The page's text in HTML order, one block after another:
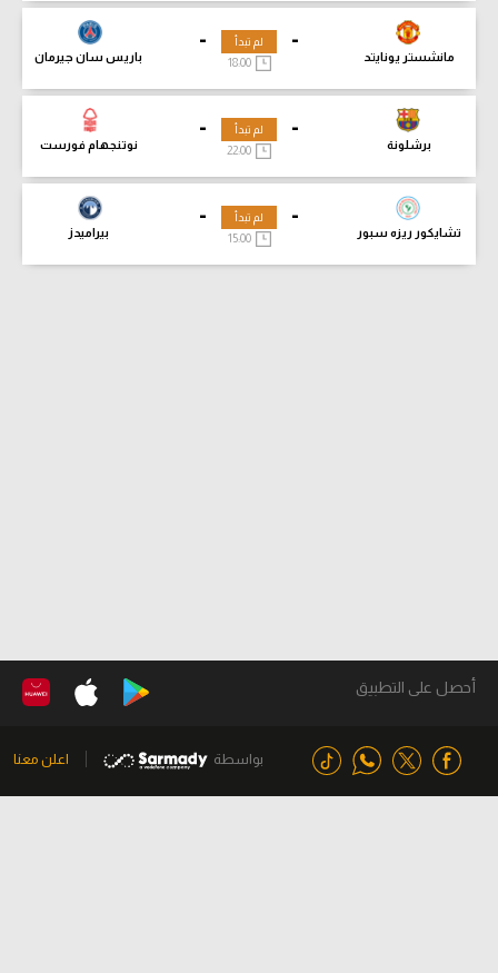
-
مانشستر يونايتد
-
باريس سان جيرمان
لم تبدأ
18:00
-
برشلونة
-
نوتنجهام فورست
لم تبدأ
-
تشايكور ريزه سبور
-
بيراميدز
لم تبدأ
15:00
أحصل على التطبيق
بواسطة اعلن معنا